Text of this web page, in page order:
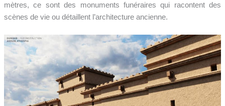
mètres, ce sont des monuments funéraires qui racontent des
scènes de vie ou détaillent l’architecture ancienne.